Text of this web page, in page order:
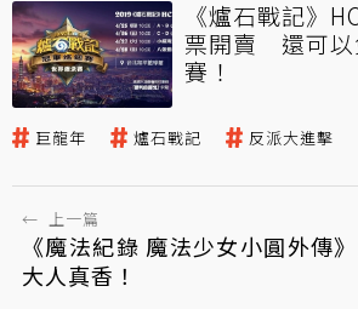
《爐石戰記》
票開賣 還可以
賽！
巨龍年 爐石戰記 反派大進擊
← 上一篇
《魔法紀錄 魔法少女小圓外傳
大人真香！